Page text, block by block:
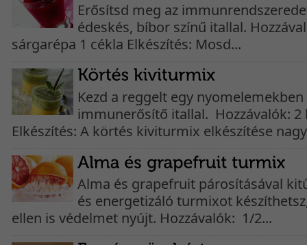
Erősítsd meg az
édeskés, bíbor színű itallal.
sárgarépa 1 cékla Elkészítés: Mosd...
Kezd a reggelt egy nyomelemekben
immunerősítő itallal. Hozzávalók: 2
Elkészítés: A körtés kiviturmix elkészítése
Alma és grapefruit párosításával
és energetizáló turmixot
ellen is védelmet nyújt. Hozzávalók: 1/2...